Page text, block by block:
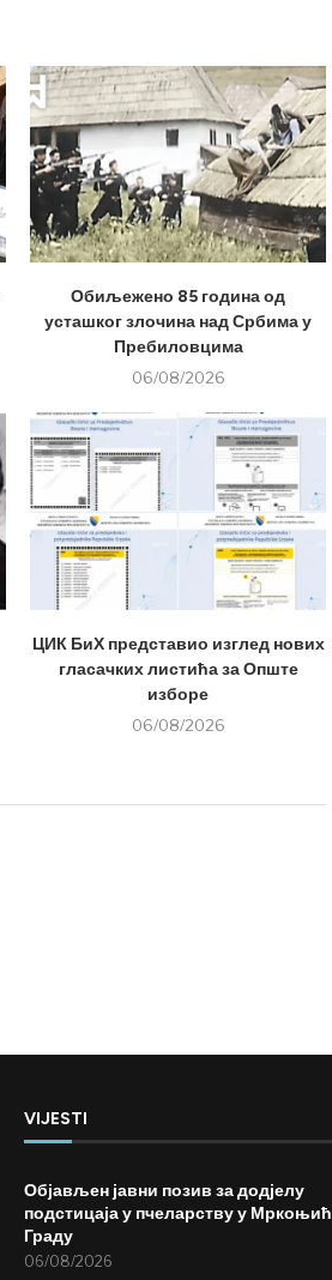
Обиљежено 85 година од
усташког злочина над Србима у
Пребиловцима
06/08/2026
ЦИК БиХ представио изглед нових
гласачких листића за Опште
изборе
06/08/2026
VIJESTI
Објављен јавни позив за додјелу
подстицаја у пчеларству у Мркоњић
Граду
06/08/2026